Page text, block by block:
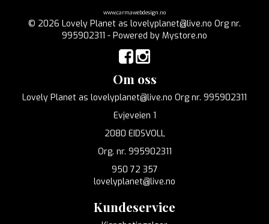
www.carmawebdesign.no
© 2026 Lovely Planet as lovelyplanet@live.no Org nr.
995902311 - Powered by Mystore.no
Om oss
Lovely Planet as lovelyplanet@live.no Org nr. 995902311
Evjeveien 1
2080 EIDSVOLL
Org. nr. 995902311
950 72 357
lovelyplanet@live.no
Kundeservice